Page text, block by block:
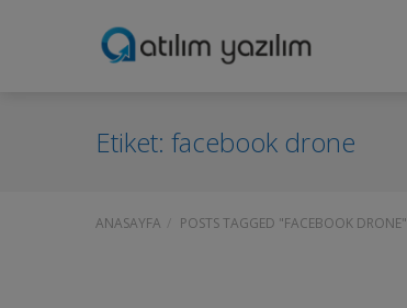
Etiket: facebook drone
ANASAYFA POSTS TAGGED "FACEBOOK DRONE"